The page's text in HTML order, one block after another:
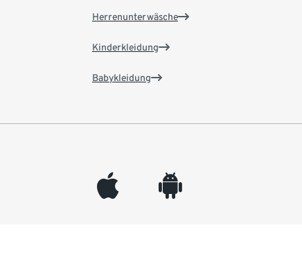
Herrenunterwäsche
Kinderkleidung
Babykleidung
appleinc android